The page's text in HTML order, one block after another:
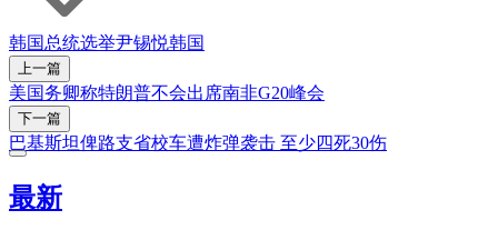
韩国总统选举尹锡悦韩国
上一篇
美国务卿称特朗普不会出席南非G20峰会
下一篇
巴基斯坦俾路支省校车遭炸弹袭击 至少四死30伤
最新